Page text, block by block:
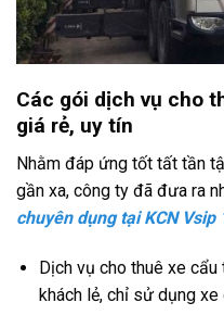
Các gói dịch vụ cho
giá rẻ, uy tín
Nhằm đáp ứng tốt tất tần
gần xa, công ty đã đưa ra
chuyên dụng tại KCN Vsip
Dịch vụ cho thuê xe cẩu
khách lẻ, chỉ sử dụng